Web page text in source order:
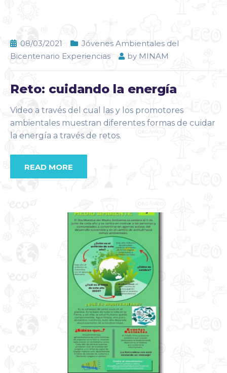
08/03/2021
Jóvenes Ambientales del
Bicentenario Experiencias
by MINAM
Reto: cuidando la energía
Video a través del cual las y los promotores
ambientales muestran diferentes formas de cuidar
la energía a través de retos.
READ MORE